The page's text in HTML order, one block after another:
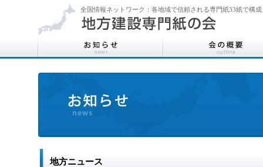
全国情報ネットワーク：各地域で信頼される専門紙33紙で構成
地方ニュース